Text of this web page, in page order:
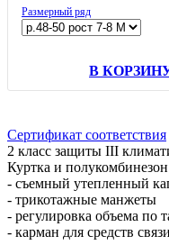
Размерный ряд
В
Сертификат соответствия
2 класс защиты III
Куртка и полукомбинезон
- съемный утепленный
- трикотажные манжеты
- регулировка объема по
- карман для средств